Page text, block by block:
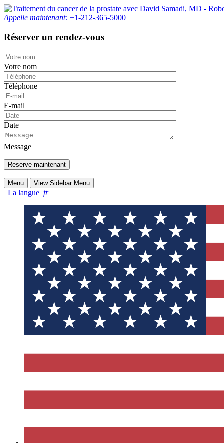
Appelle maintenant: +1-212-365-5000
Réserver un rendez-vous
Votre nom
Téléphone
E-mail
Date
Message
Menu View Sidebar Menu
La langue fr